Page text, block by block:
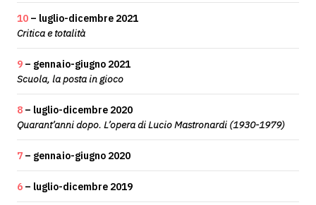
10 – luglio-dicembre 2021
Critica e totalità
9 – gennaio-giugno 2021
Scuola, la posta in gioco
8 – luglio-dicembre 2020
Quarant’anni dopo. L’opera di Lucio Mastronardi (1930-1979)
7 – gennaio-giugno 2020
6 – luglio-dicembre 2019